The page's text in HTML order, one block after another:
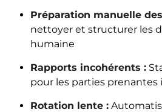
Préparation manuelle
nettoyer et structurer les
humaine
Rapports incohérents :
pour les parties
Rotation lente :